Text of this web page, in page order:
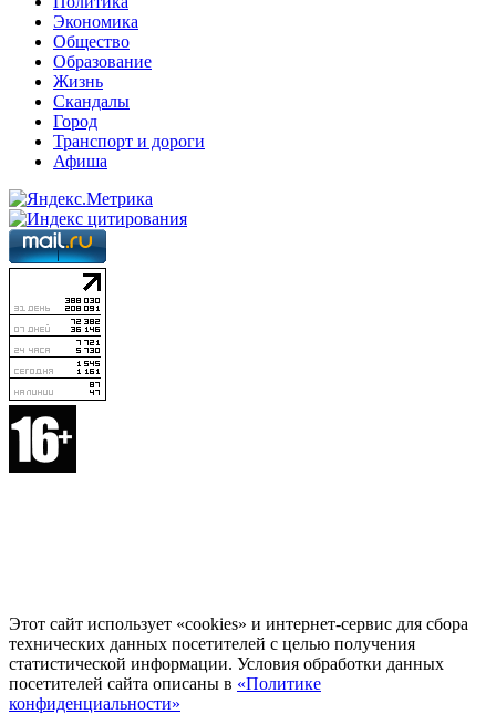
Экономика
Общество
Образование
Жизнь
Скандалы
Город
Транспорт и дороги
Афиша
Этот сайт использует «cookies» и интернет-сервис для сбора
технических данных посетителей с целью получения
статистической информации. Условия обработки данных
посетителей сайта описаны в «Политике
конфиденциальности»